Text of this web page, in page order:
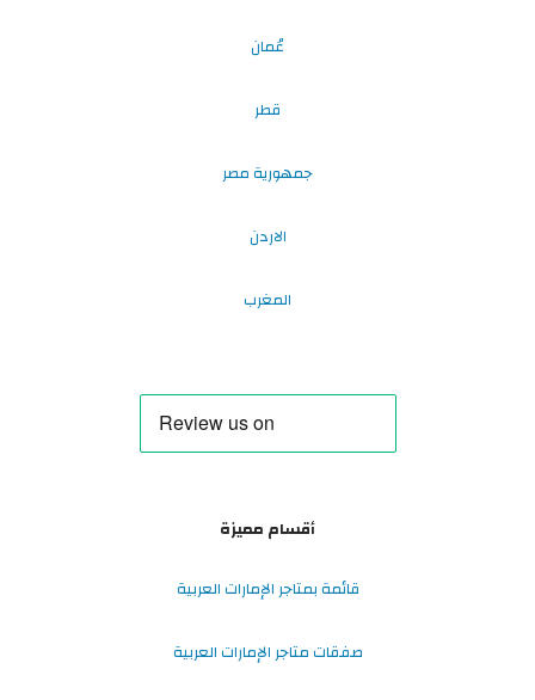
عُمان
قطر
جمهورية مصر
الاردن
المغرب
أقسام مميزة
قائمة بمتاجر الإمارات العربية
صفقات متاجر الإمارات العربية